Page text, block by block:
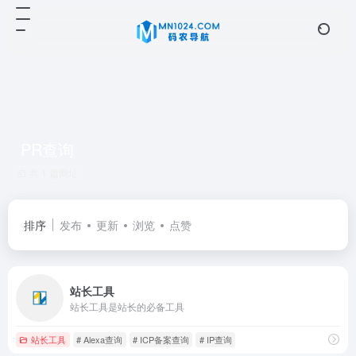
排序 发布 更新 浏览 点赞
站长工具
站长工具是站长的必备工具
站长工具 # Alexa查询 # ICP备案查询 # IP查询